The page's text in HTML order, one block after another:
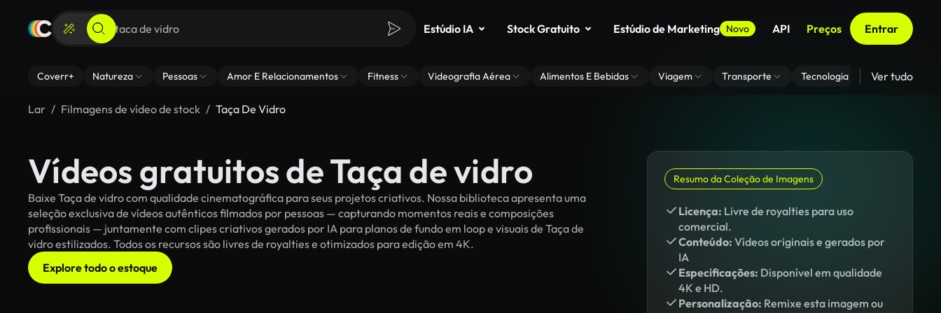
Estúdio IA Stock Gratuito Estúdio de Marketing Novo API Preços Entrar
Coverr+ Natureza Pessoas Amor E Relacionamentos Fitness Videografia Aérea Alimentos E Bebidas Viagem Transporte Tecnologia Zoom De
Ver tudo
Lar Filmagens de vídeo de stock Taça De Vidro
Vídeos gratuitos de Taça de vidro
Baixe Taça de vidro com qualidade cinematográfica para seus projetos criativos. Nossa biblioteca apresenta uma
seleção exclusiva de vídeos autênticos filmados por pessoas — capturando momentos reais e composições
profissionais — juntamente com clipes criativos gerados por IA para planos de fundo em loop e visuais de Taça de
vidro estilizados. Todos os recursos são livres de royalties e otimizados para edição em 4K.
Explore todo o estoque
Resumo da Coleção de Imagens
Licença: Livre de royalties para uso
comercial.
Conteúdo: Vídeos originais e gerados por
IA
Especificações: Disponível em qualidade
4K e HD.
Personalização: Remixe esta imagem ou